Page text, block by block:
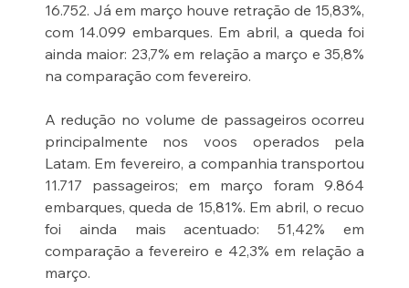
16.752. Já em março houve retração de 15,83%,
com 14.099 embarques. Em abril, a queda foi
ainda maior: 23,7% em relação a março e 35,8%
na comparação com fevereiro.
A redução no volume de passageiros ocorreu
principalmente nos voos operados pela
Latam. Em fevereiro, a companhia transportou
11.717 passageiros; em março foram 9.864
embarques, queda de 15,81%. Em abril, o recuo
foi ainda mais acentuado: 51,42% em
comparação a fevereiro e 42,3% em relação a
março.